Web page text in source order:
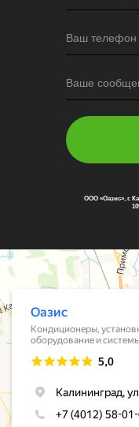
Ваш телефон
Ваше
ООО «Оазис», г.